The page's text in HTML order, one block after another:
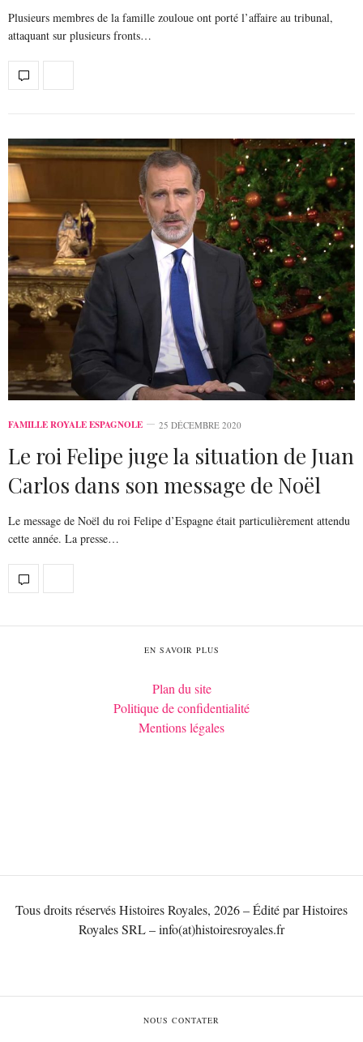
Plusieurs membres de la famille zouloue ont porté l’affaire au tribunal,
attaquant sur plusieurs fronts…
FAMILLE ROYALE ESPAGNOLE 25 DÉCEMBRE 2020
Le roi Felipe juge la situation de Juan
Carlos dans son message de Noël
Le message de Noël du roi Felipe d’Espagne était particulièrement attendu
cette année. La presse…
EN SAVOIR PLUS
Plan du site
Politique de confidentialité
Mentions légales
Tous droits réservés Histoires Royales, 2026 – Édité par Histoires
Royales SRL – info(at)histoiresroyales.fr
NOUS CONTATER